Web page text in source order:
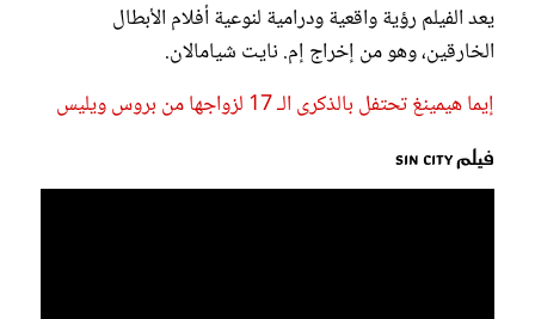
يعد الفيلم رؤية واقعية ودرامية لنوعية أفلام الأبطال
الخارقين، وهو من إخراج إم. نايت شيامالان.
إيما هيمينغ تحتفل بالذكرى الـ 17 لزواجها من بروس ويليس
فيلم Sin City